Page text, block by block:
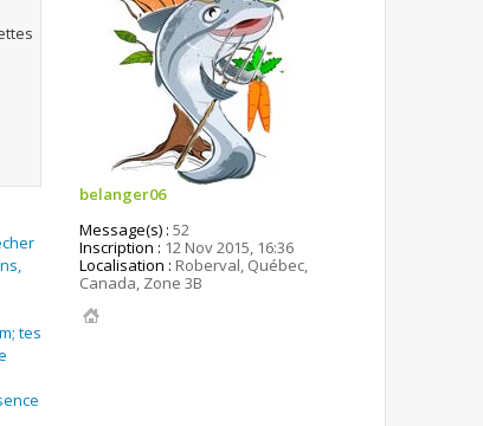
tes
belanger06
Message(s) : 52
Inscription : 12 Nov 2015, 16:36
Localisation : Roberval, Québec,
Canada, Zone 3B